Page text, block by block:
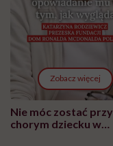
Zobacz więcej
Nie móc zostać przy
chorym dziecku w